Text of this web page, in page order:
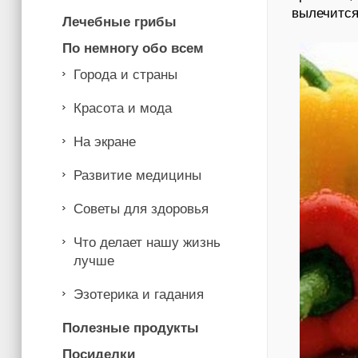
Лечебные грибы
По немногу обо всем
Города и страны
Красота и мода
На экране
Развитие медицины
Советы для здоровья
Что делает нашу жизнь
лучше
Эзотерика и гадания
Полезные продукты
Посиделки